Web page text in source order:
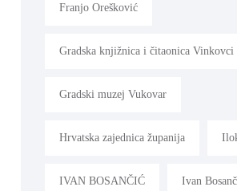
Franjo Orešković
Gradska knjižnica i čitaonica Vinkovci
Gradski muzej Vukovar
Hrvatska zajednica županija
IVAN BOSANČIĆ Ivan